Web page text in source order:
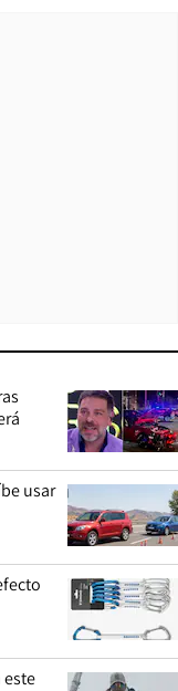
usar
este